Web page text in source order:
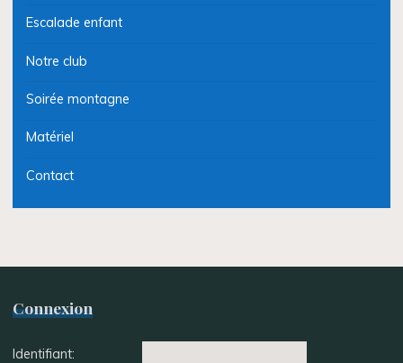
Escalade enfant
Notre club
Soirée montagne
Matériel
Contact
Connexion
Identifiant: